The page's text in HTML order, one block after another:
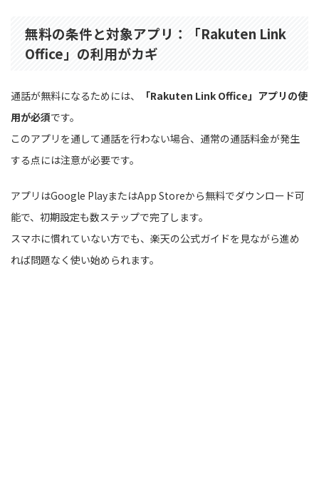
無料の条件と対象アプリ：「Rakuten Link
Office」の利用がカギ
通話が無料になるためには、
「Rakuten Link Office」アプリの使
用が必須です。
このアプリを通して通話を行わない場合、通常の通話料金が発生
する点には注意が必要です。
アプリはGoogle PlayまたはApp Storeから無料でダウンロード可
能で、初期設定も数ステップで完了します。
スマホに慣れていない方でも、楽天の公式ガイドを見ながら進め
れば問題なく使い始められます。